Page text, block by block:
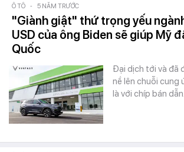
Ô TÔ - 5 NĂM TRƯỚC
"Giành giật" thứ trọng yếu
USD của ông Biden sẽ giúp Mỹ
Quốc
Đại dịch tới và đã
nề lên chuỗi cung
là với chíp bán